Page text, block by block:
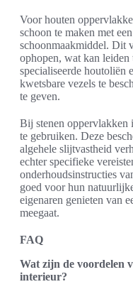
Voor houten
schoon te maken met
schoonmaakmiddel. Dit
ophopen, wat kan leiden
specialiseerde houtoliën
kwetsbare vezels te
te geven.
Bij stenen oppervlakken
te gebruiken. Deze
algehele slijtvastheid
echter specifieke
onderhoudsinstructies
goed voor hun
eigenaren genieten van
meegaat.
FAQ
Wat zijn de voordelen
interieur?